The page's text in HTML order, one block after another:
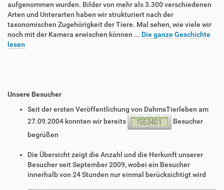
aufgenommen wurden. Bilder von mehr als 3.300 verschiedenen
Arten und Unterarten haben wir strukturiert nach der
taxonomischen Zugehörigkeit der Tiere. Mal sehen, wie viele wir
noch mit der Kamera erwischen können ... Die ganze Geschichte
lesen
Unsere Besucher
Seit der ersten Veröffentlichung von DahmsTierleben am
27.09.2004 konnten wir bereits
Besucher
begrüßen
Die Übersicht zeigt die Anzahl und die Herkunft unserer
Besucher seit September 2009, wobei ein Besucher
innerhalb von 24 Stunden nur einmal berücksichtigt wird